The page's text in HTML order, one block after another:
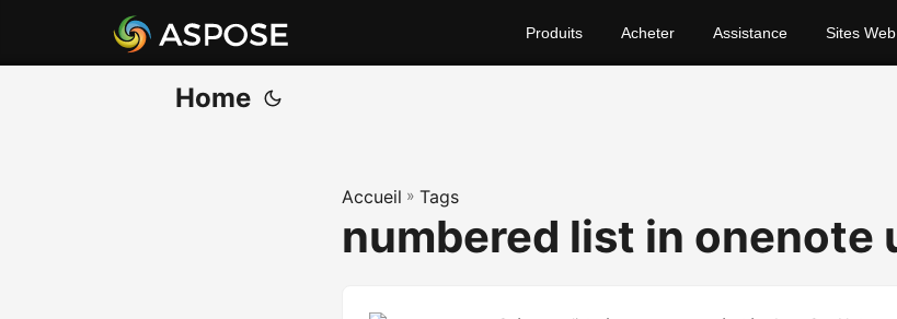
Produits Acheter Assistance Sites Web
Home
Accueil » Tags
numbered list in onenote